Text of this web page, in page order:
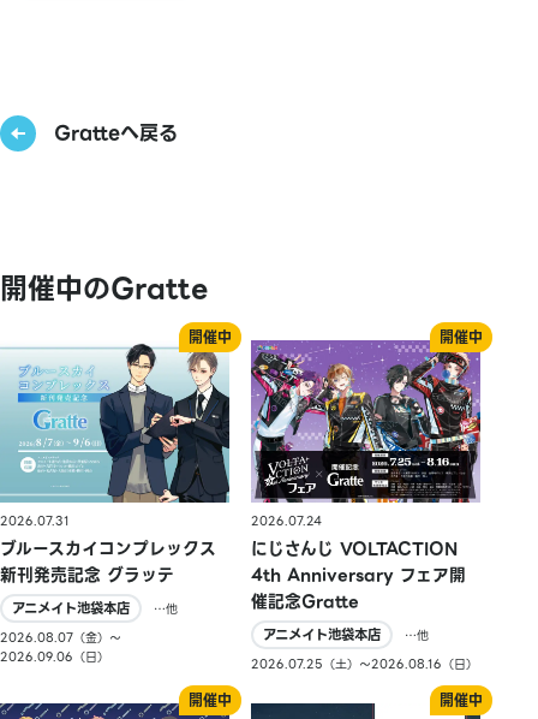
Gratteへ戻る
開催中のGratte
2026.07.31
ブルースカイコンプレックス
新刊発売記念 グラッテ
アニメイト池袋本店
…他
2026.08.07（金）〜
2026.09.06（日）
2026.07.24
にじさんじ VOLTACTION
4th Anniversary フェア開
催記念Gratte
アニメイト池袋本店
…他
2026.07.25（土）〜2026.08.16（日）